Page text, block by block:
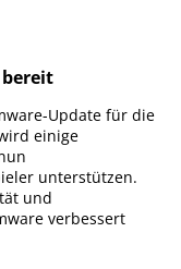
Update für die
einige
unterstützen.
und
verbessert